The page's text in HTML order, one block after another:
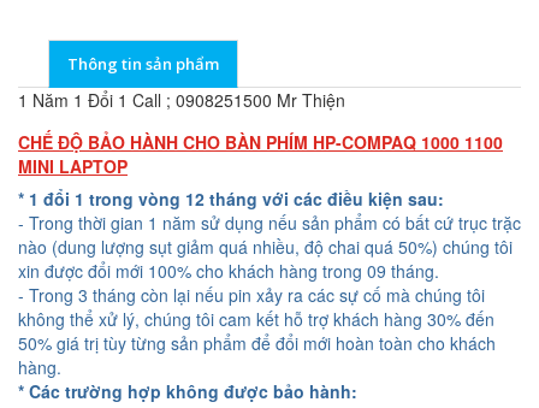
Thông tin sản phẩm
1 Năm 1 Đổi 1 Call ; 0908251500 Mr Thiện
CHẾ ĐỘ BẢO HÀNH CHO BÀN PHÍM HP-COMPAQ 1000 1100
MINI LAPTOP
* 1 đổi 1 trong vòng 12 tháng với các điều kiện sau:
- Trong thời gian 1 năm sử dụng nếu sản phẩm có bất cứ trục trặc
nào (dung lượng sụt giảm quá nhiều, độ chai quá 50%) chúng tôi
xin được đổi mới 100% cho khách hàng trong 09 tháng.
- Trong 3 tháng còn lại nếu pin xảy ra các sự cố mà chúng tôi
không thể xử lý, chúng tôi cam kết hỗ trợ khách hàng 30% đến
50% giá trị tùy từng sản phẩm để đổi mới hoàn toàn cho khách
hàng.
* Các trường hợp không được bảo hành: